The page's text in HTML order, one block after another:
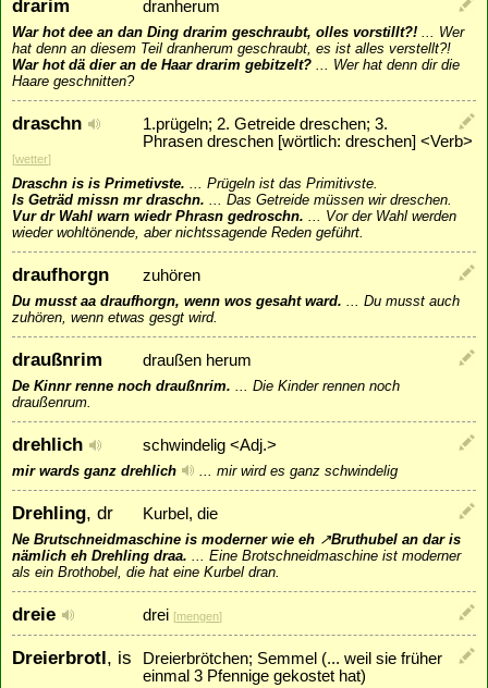
drarim dranherum
War hot dee an dan Ding drarim geschraubt, olles vorstillt?! ... Wer
hat denn an diesem Teil dranherum geschraubt, es ist alles verstellt?!
War hot dä dier an de Haar drarim gebitzelt? ... Wer hat denn dir die
Haare geschnitten?
draschn
1.prügeln; 2. Getreide dreschen; 3.
Phrasen dreschen [wörtlich: dreschen] <Verb>
[wetter]
Draschn is is Primetivste. ... Prügeln ist das Primitivste.
Is Geträd missn mr draschn. ... Das Getreide müssen wir dreschen.
Vur dr Wahl warn wiedr Phrasn gedroschn. ... Vor der Wahl werden
wieder wohltönende, aber nichtssagende Reden geführt.
draufhorgn zuhören
Du musst aa draufhorgn, wenn wos gesaht ward. ... Du musst auch
zuhören, wenn etwas gesgt wird.
draußnrim draußen herum
De Kinnr renne noch draußnrim. ... Die Kinder rennen noch
draußenrum.
drehlich schwindelig <Adj.>
mir wards ganz drehlich ... mir wird es ganz schwindelig
Drehling, dr Kurbel, die
Ne Brutschneidmaschine is moderner wie eh ↗Bruthubel an dar is
nämlich eh Drehling draa. ... Eine Brotschneidmaschine ist moderner
als ein Brothobel, die hat eine Kurbel dran.
dreie drei [mengen]
Dreierbrotl, is
Dreierbrötchen; Semmel (... weil sie früher
einmal 3 Pfennige gekostet hat)